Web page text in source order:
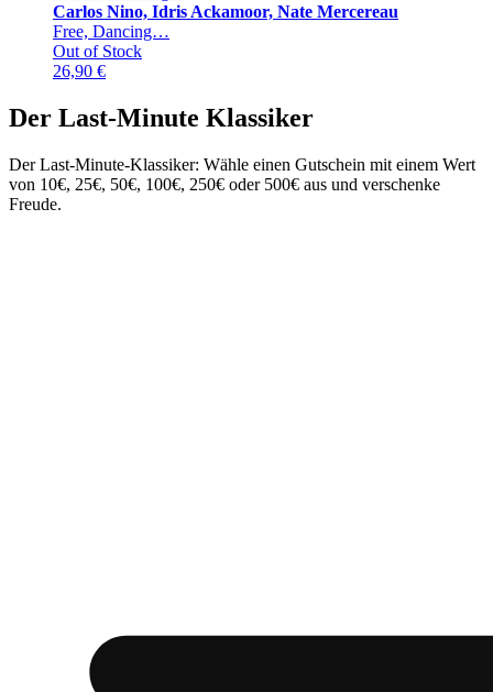
Carlos Nino, Idris Ackamoor, Nate Mercereau
Free, Dancing…
Out of Stock
26,90 €
Der Last-Minute Klassiker
Der Last-Minute-Klassiker: Wähle einen Gutschein mit einem Wert
von 10€, 25€, 50€, 100€, 250€ oder 500€ aus und verschenke
Freude.